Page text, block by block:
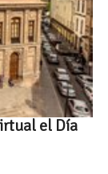
el Día